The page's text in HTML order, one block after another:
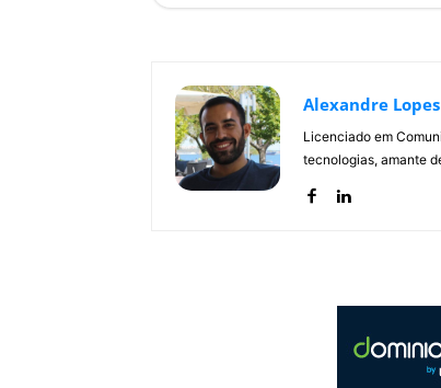
Alexandre Lopes
Licenciado em
tecnologias, amante